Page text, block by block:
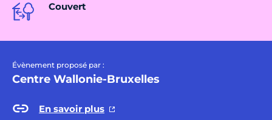
Couvert
Évènement proposé par :
Centre Wallonie-Bruxelles
En savoir plus